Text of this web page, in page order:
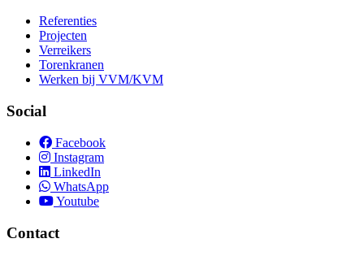
Referenties
Projecten
Verreikers
Torenkranen
Werken bij VVM/KVM
Social
Facebook
Instagram
LinkedIn
WhatsApp
Youtube
Contact